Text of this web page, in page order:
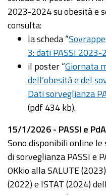
2023-2024 su obesità e
consulta:
la scheda “
3: dati PASSI 2023-
il poster “Giornata
dell’obesità e del
Dati sorveglianza
(pdf 434 kb).
15/1/2026 - PASSI e
Sono disponibili online
di sorveglianza PASSI e
OKkio alla SALUTE
(2022) e ISTAT (2024)